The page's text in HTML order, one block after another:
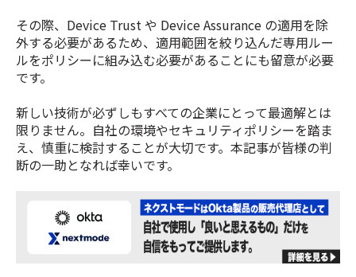
その際、Device Trust や Device Assurance の適用を除
外する必要があるため、適用範囲を絞り込んだ専用ルー
ルをポリシーに組み込む必要があることにも留意が必要
です。
新しい技術が必ずしもすべての企業にとって最適解とは
限りません。自社の環境やセキュリティポリシーを踏ま
え、慎重に検討することが大切です。本記事が皆様の判
断の一助となれば幸いです。